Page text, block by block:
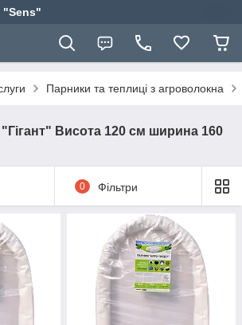
"Sens"
Парники та теплиці з агроволокна
Висота 120 см ширина 160
0 Фільтри